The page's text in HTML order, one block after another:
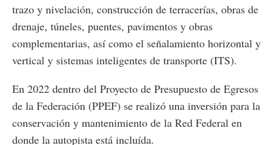
trazo y nivelación, construcción de terracerías, obras de
drenaje, túneles, puentes, pavimentos y obras
complementarias, así como el señalamiento horizontal y
vertical y sistemas inteligentes de transporte (ITS).
En 2022 dentro del Proyecto de Presupuesto de Egresos
de la Federación (PPEF) se realizó una inversión para la
conservación y mantenimiento de la Red Federal en
donde la autopista está incluída.